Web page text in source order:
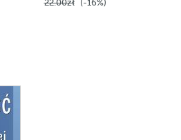
22.00zł (-16%)